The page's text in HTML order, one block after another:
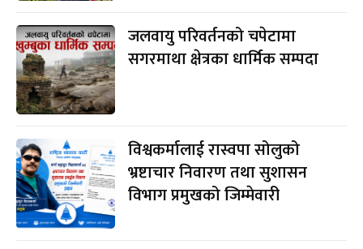
जलवायु परिवर्तनको चपेटामा
सगरमाथा क्षेत्रका धार्मिक सम्पदा
विश्वकर्मालाई रास्वपा सोलुको
भ्रष्टाचार निवारण तथा सुशासन
विभाग प्रमुखको जिम्मेवारी